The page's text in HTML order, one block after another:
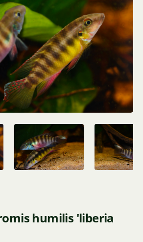
humilis 'liberia